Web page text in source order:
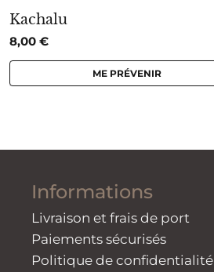
Kachalu
8,00 €
ME PRÉVENIR
Informations
Livraison et frais de port
Paiements sécurisés
Politique de confidentialité